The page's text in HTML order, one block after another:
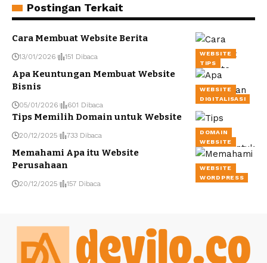
Postingan Terkait
WEBSITE
TIPS
Cara Membuat Website Berita
13/01/2026 151 Dibaca
WEBSITE
DIGITALISASI
Apa Keuntungan Membuat Website
Bisnis
05/01/2026 601 Dibaca
DOMAIN
WEBSITE
Tips Memilih Domain untuk Website
20/12/2025 733 Dibaca
WEBSITE
WORDPRESS
Memahami Apa itu Website
Perusahaan
20/12/2025 157 Dibaca